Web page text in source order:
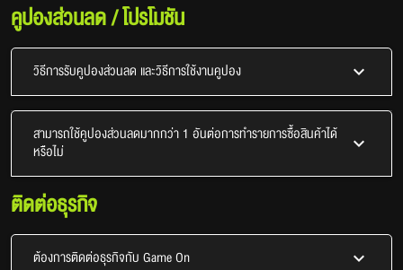
คูปองส่วนลด / โปรโมชัน
วิธีการรับคูปองส่วนลด และวิธีการใช้งานคูปอง
สามารถใช้คูปองส่วนลดมากกว่า 1 อันต่อการทำรายการซื้อสินค้าได้
หรือไม่
ติดต่อธุรกิจ
ต้องการติดต่อธุรกิจกับ Game On